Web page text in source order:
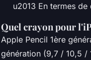
u2013 En termes
Quel crayon pour
Apple Pencil 1ère
génération (9,7 / 10,5 /